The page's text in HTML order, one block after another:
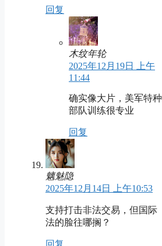
回复
木纹年轮
2025年12月19日 上午
11:44
确实像大片，美军特种
部队训练很专业
回复
魑魅隐
2025年12月14日 上午10:53
支持打击非法交易，但国际
法的脸往哪搁？
回复